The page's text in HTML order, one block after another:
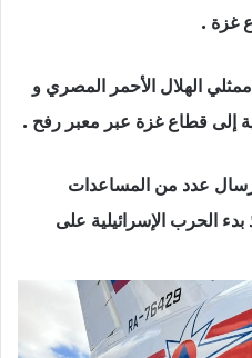
غزة .
الهلال الأحمر المصري و
إلى قطاع غزة عبر معبر رفح .
عدد من المساعدات
الحرب الإسرائيلية على